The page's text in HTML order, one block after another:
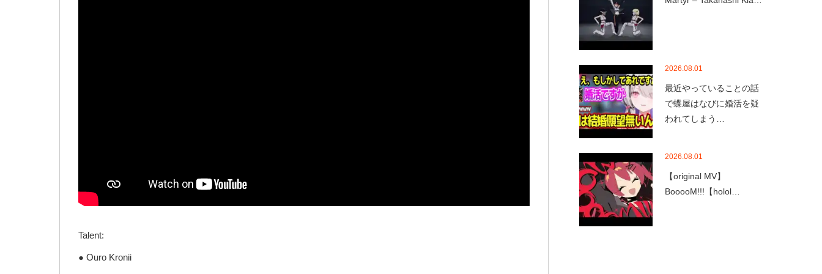
Talent:
● Ouro Kronii
2026.08.01
最近やっていることの話
で蝶屋はなびに婚活を疑
われてしまう…
2026.08.01
【original MV】
BooooM!!!【holol…